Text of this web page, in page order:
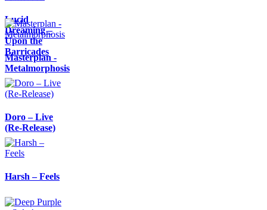
Lucid
Dreaming –
Upon the
Barricades
Masterplan -
Metalmorphosis
Doro – Live
(Re-Release)
Harsh – Feels